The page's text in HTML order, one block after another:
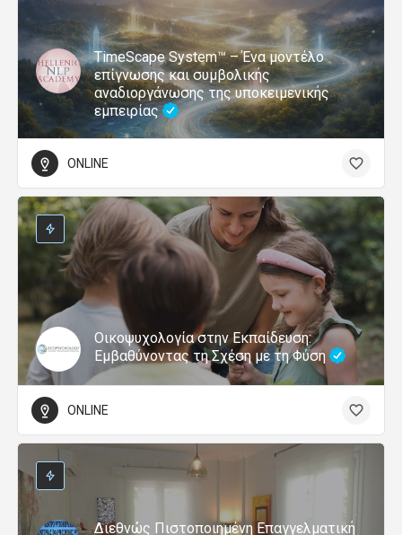
TimeScape System™ – Ένα μοντέλο
επίγνωσης και συμβολικής
αναδιοργάνωσης της υποκειμενικής
εμπειρίας
ONLINE
Οικοψυχολογία στην Εκπαίδευση:
Εμβαθύνοντας τη Σχέση με τη Φύση
ONLINE
Διεθνώς Πιστοποιημένη Επαγγελματική